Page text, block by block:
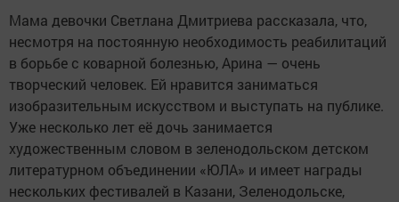
Мама девочки Светлана Дмитриева рассказала, что,
несмотря на постоянную необходимость реабилитаций
в борьбе с коварной болезнью, Арина — очень
творческий человек. Ей нравится заниматься
изобразительным искусством и выступать на публике.
Уже несколько лет её дочь занимается
художественным словом в зеленодольском детском
литературном объединении «ЮЛА» и имеет награды
нескольких фестивалей в Казани, Зеленодольске,